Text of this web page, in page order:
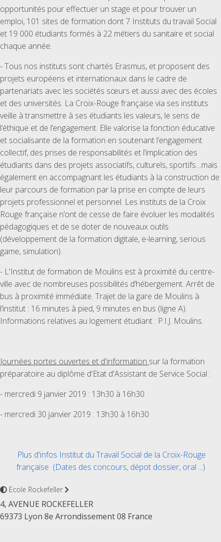
opportunités pour effectuer un stage et pour trouver un
emploi, 101 sites de formation dont 7 Instituts du travail Social
et 19 000 étudiants formés à 22 métiers du sanitaire et social
chaque année.
- Tous nos instituts sont chartés Erasmus, et proposent des
projets européens et internationaux dans le cadre de
partenariats avec les sociétés sœurs et aussi avec des écoles
et des universités. La Croix-Rouge française via ses instituts
veille à transmettre à ses étudiants les valeurs, le sens de
l’éthique et de l’engagement. Elle valorise la fonction éducative
et socialisante de la formation en soutenant l’engagement
collectif, des prises de responsabilités et l’implication des
étudiants dans des projets associatifs, culturels, sportifs…mais
également en accompagnant les étudiants à la construction de
leur parcours de formation par la prise en compte de leurs
projets professionnel et personnel. Les instituts de la Croix
Rouge française n’ont de cesse de faire évoluer les modalités
pédagogiques et de se doter de nouveaux outils
(développement de la formation digitale, e-learning, serious
game, simulation).
- L'Institut de formation de Moulins est à proximité du centre-
ville avec de nombreuses possibilités d’hébergement. Arrêt de
bus à proximité immédiate. Trajet de la gare de Moulins à
l’institut : 16 minutes à pied, 9 minutes en bus (ligne A).
Informations relatives au logement étudiant : P.I.J. Moulins.
Journées portes ouvertes et d'information sur la formation
préparatoire au diplôme d'Etat d'Assistant de Service Social :
- mercredi 9 janvier 2019 : 13h30 à 16h30
- mercredi 30 janvier 2019 : 13h30 à 16h30
Plus d'infos Institut du Travail Social de la Croix-Rouge
française (Dates des concours, dépot dossier, oral ...)
Ecole Rockefeller
4, AVENUE ROCKEFELLER
69373 Lyon 8e Arrondissement 08 France